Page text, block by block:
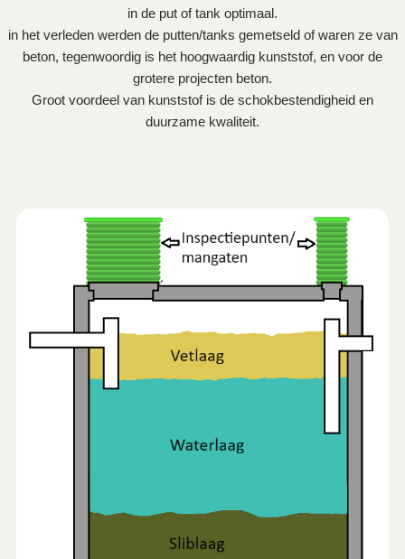
in de put of tank optimaal.
in het verleden werden de putten/tanks gemetseld of waren ze van
beton, tegenwoordig is het hoogwaardig kunststof, en voor de
grotere projecten beton.
Groot voordeel van kunststof is de schokbestendigheid en
duurzame kwaliteit.